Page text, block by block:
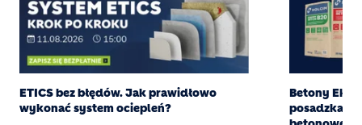
ETICS bez błędów. Jak prawidłowo
wykonać system ociepleń?
Betony
posadzka z